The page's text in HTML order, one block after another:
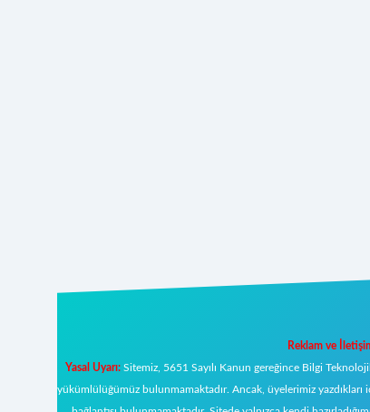
Reklam ve
Yasal Uyarı:Sitemiz, 5651 Sayılı Kanun gereğince Bilgi
yükümlülüğümüz bulunmamaktadır. Ancak, üyelerimiz